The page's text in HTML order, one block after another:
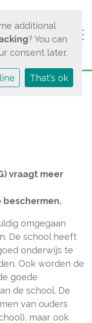
vraagt meer
omgegaan
De school heeft
onderwijs te
Ook worden de
goede
de school. De
van ouders
maar ook
additional
? You can
consent later.
That's ok